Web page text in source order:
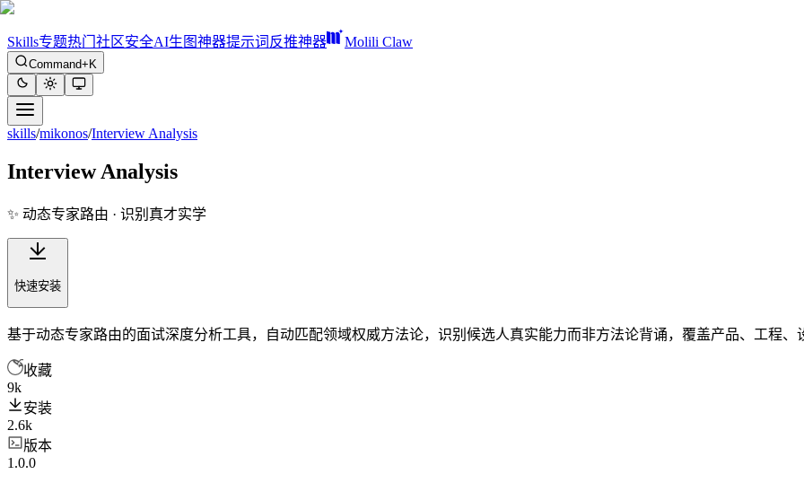
Skills专题热门 社区安全AI生图神器提示词反推神器 Molili Claw
Command+K
skills/mikonos/Interview Analysis
Interview Analysis
✨ 动态专家路由 · 识别真才实学
快速安装
基于动态专家路由的面试深度分析工具，自动匹配领域权威方法论，识别候选人真实能力而非方法论背诵，覆盖产品、工程
收藏
9k
安装
2.6k
版本
1.0.0